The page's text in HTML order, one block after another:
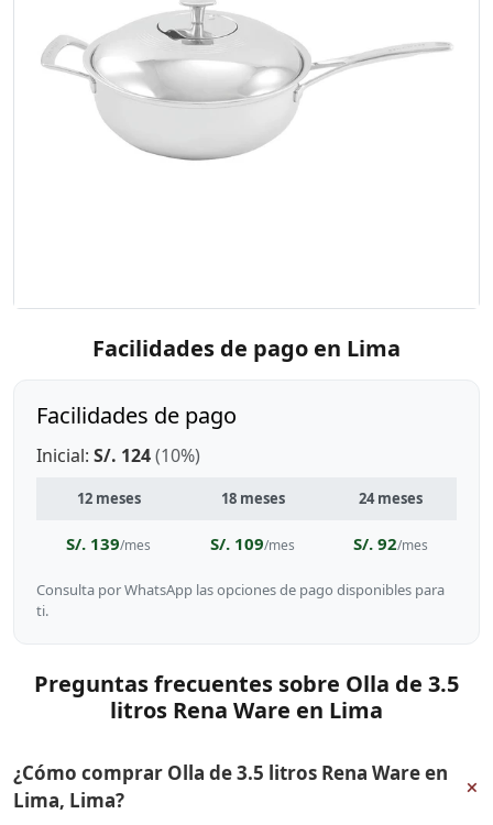
Facilidades de pago en Lima
Facilidades de pago
Inicial: S/. 124(10%)
12 meses 18 meses 24 meses
S/. 139/mes S/. 109/mes S/. 92/mes
Consulta por WhatsApp las opciones de pago disponibles para
ti.
Preguntas frecuentes sobre Olla de 3.5
litros Rena Ware en Lima
¿Cómo comprar Olla de 3.5 litros Rena Ware en
Lima, Lima?
+